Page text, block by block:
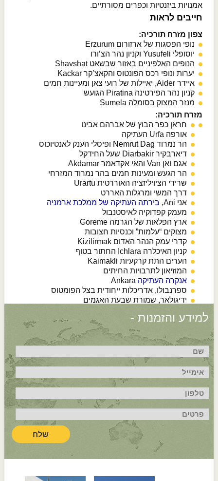
אמנויות ביזנטיות וכפרים מסורתיים.
חייבים לראות
צפון מזרח תורכיה:
נופי הפסגות של ארזורום Erzurum
יוסופלי Yusufeli וקניון נהר הצ’ורו
הנופים האלפיניים באזור שבשאט Shavshat
יערות ונופי רכס הפונטוס והקאצ’קר Kackar
איידר Aider, יאיילות של רועי צאן ומעיינות חמים
קניון נהר הפירטינה Piratina הגועש
מנזר המצוק בסומלה Sumela
מזרח תורכיה:
חראן כפר הבוץ של אברהם אבינו
אורפה Urfa העתיקה
הר נמרוד Nemrut Dag ופיסלי הענק לאנטיוכוס
דיארבקיר Diarbakir שעל החידקל
אגם ואן Van והאי אקדאמר Akdamar
הר הגעש ומעינות חמים בהר נמרוד המזרחי
שרידי הציויליזציה האוררטית Urartu
דרך המשי ומרגלות האררט
אני Ani,
בירתה העתיקה של ממלכת ארמניה
מעמק קפדוקיה לאיסטנבול
ארץ הפלאות של הגרמה Goreme
מצוקים “עלמות” וכנסיות חצובות
קדרי עמק הנהר האדום Kizilirmak
קניון האיכלרה Ichlara החתור בטוף
הערים התת קרקעיות Kaimakli
המוזיאון לתרבויות החיתים
אנקרה העתיקה
ספרנבולו, אדריכלות ייחודית בצל הפומטוס
ידיגולאר, שמורת שבעת האגמים
למידע והזמנות -